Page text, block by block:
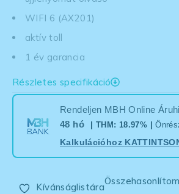
WIFI 6 (AX201)
aktív toll
1 év garancia
Részletes specifikáció
Rendeljen MBH Online
48 hó
| THM: 18.97% |
Kalkulációhoz
Kívánságlistára
Összehasonlítom